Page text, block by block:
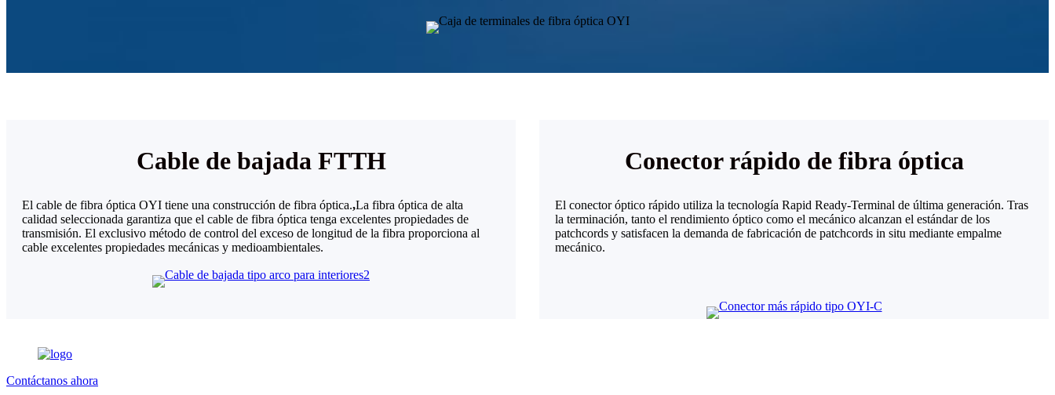
Cable de bajada FTTH
El cable de fibra óptica OYI tiene una construcción de fibra óptica.,La fibra óptica de alta
calidad seleccionada garantiza que el cable de fibra óptica tenga excelentes propiedades de
transmisión. El exclusivo método de control del exceso de longitud de la fibra proporciona al
cable excelentes propiedades mecánicas y medioambientales.
Conector rápido de fibra óptica
El conector óptico rápido utiliza la tecnología Rapid Ready-Terminal de última generación. Tras
la terminación, tanto el rendimiento óptico como el mecánico alcanzan el estándar de los
patchcords y satisfacen la demanda de fabricación de patchcords in situ mediante empalme
mecánico.
Contáctanos ahora